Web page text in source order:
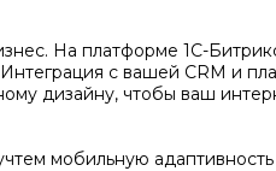
На платформе 1С-
с вашей CRM и
дизайну, чтобы ваш
мобильную